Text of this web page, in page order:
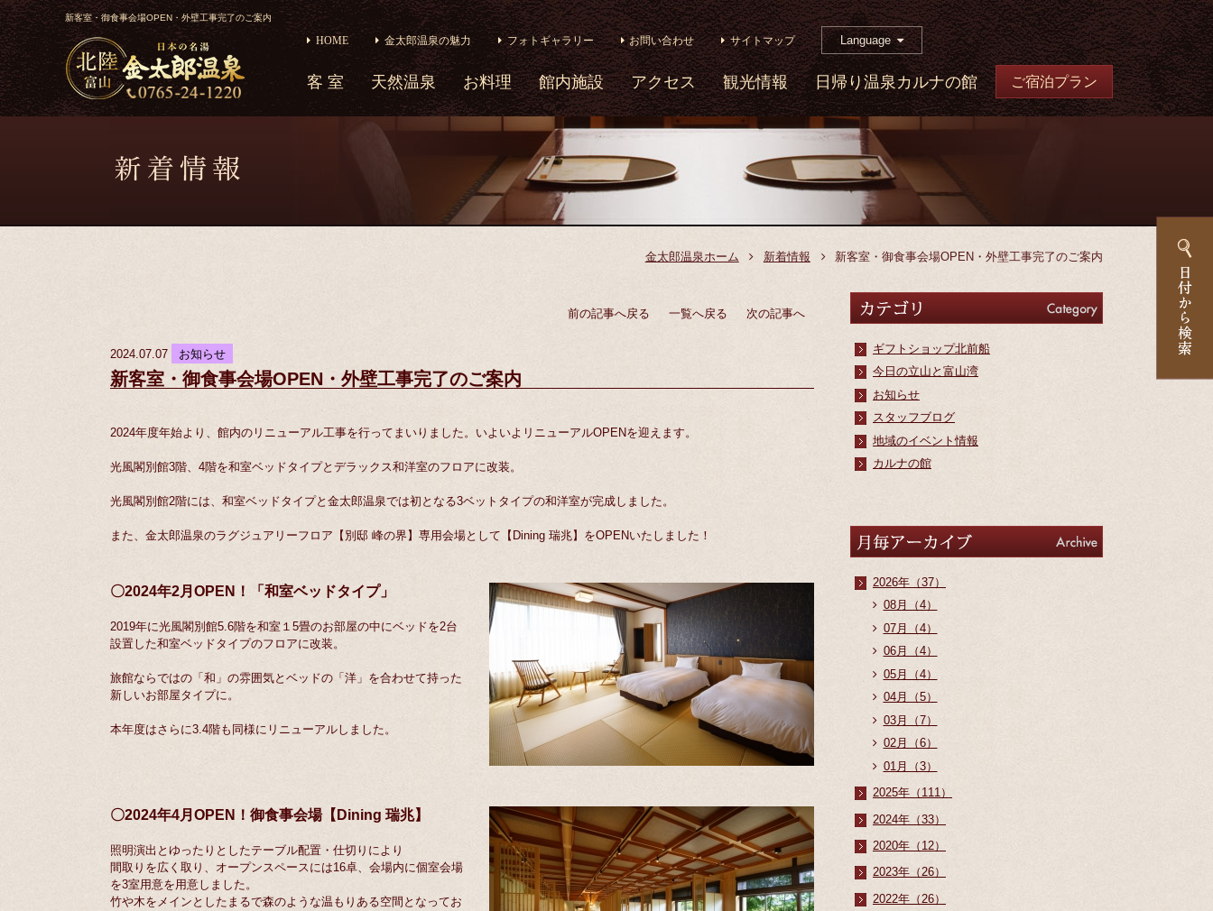
新客室・御食事会場OPEN・外壁工事完了のご案内
HOME 金太郎温泉の魅力 フォトギャラリー お問い合わせ サイトマップ Language
客 室 天然温泉 お料理 館内施設 アクセス 観光情報 日帰り温泉カルナの館 ご宿泊プラン
金太郎温泉ホーム 新着情報 新客室・御食事会場OPEN・外壁工事完了のご案内
前の記事へ戻る 一覧へ戻る 次の記事へ
2024.07.07 お知らせ
新客室・御食事会場OPEN・外壁工事完了のご案内
2024年度年始より、館内のリニューアル工事を行ってまいりました。いよいよリニューアルOPENを迎えます。
光風閣別館3階、4階を和室ベッドタイプとデラックス和洋室のフロアに改装。
光風閣別館2階には、和室ベッドタイプと金太郎温泉では初となる3ベットタイプの和洋室が完成しました。
また、金太郎温泉のラグジュアリーフロア【別邸 峰の界】専用会場として【Dining 瑞兆】をOPENいたしました！
〇2024年2月OPEN！「和室ベッドタイプ」
2019年に光風閣別館5.6階を和室１5畳のお部屋の中にベッドを2台
設置した和室ベッドタイプのフロアに改装。
旅館ならではの「和」の雰囲気とベッドの「洋」を合わせて持った
新しいお部屋タイプに。
本年度はさらに3.4階も同様にリニューアルしました。
〇2024年4月OPEN！御食事会場【Dining 瑞兆】
照明演出とゆったりとしたテーブル配置・仕切りにより
間取りを広く取り、オープンスペースには16卓、会場内に個室会場
を3室用意を用意しました。
竹や木をメインとしたまるで森のような温もりある空間となってお
ギフトショップ北前船
今日の立山と富山湾
お知らせ
スタッフブログ
地域のイベント情報
カルナの館
2026年（37）
08月（4）
07月（4）
06月（4）
05月（4）
04月（5）
03月（7）
02月（6）
01月（3）
2025年（111）
2024年（33）
2020年（12）
2023年（26）
2022年（26）